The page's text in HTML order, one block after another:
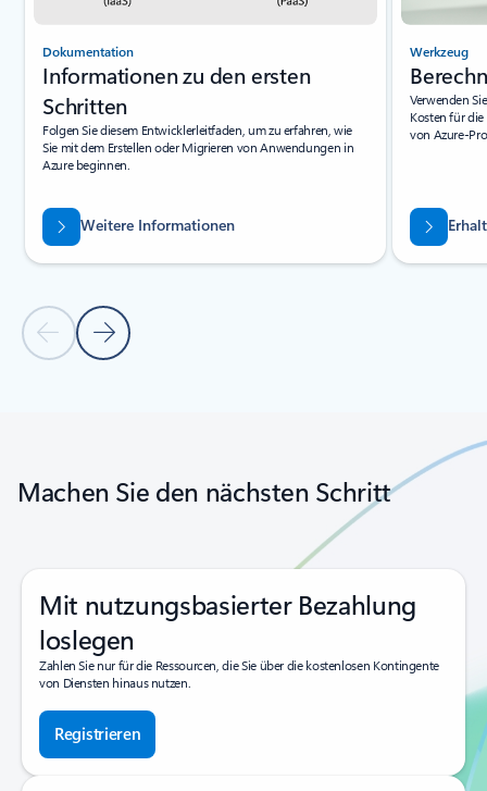
Vorherige FolieNächste Folie
Dokumentation
Informationen zu den ersten
Schritten
Folgen Sie diesem Entwicklerleitfaden, um zu erfahren, wie
Sie mit dem Erstellen oder Migrieren von Anwendungen in
Azure beginnen.
Weitere Informationen
Werkzeug
Verwenden
Kosten für
von Azure-
Machen Sie den nächsten Schritt
Mit nutzungsbasierter Bezahlung
loslegen
Zahlen Sie nur für die Ressourcen, die Sie über die kostenlosen Kontingente
von Diensten hinaus nutzen.
Registrieren